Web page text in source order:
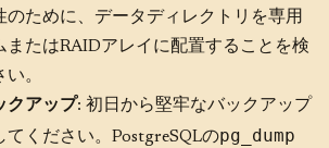
のために、データディレクトリを専用
またはRAIDアレイに配置することを検
。
クアップ: 初日から堅牢なバックアップ
てください。PostgreSQLのpg_dump